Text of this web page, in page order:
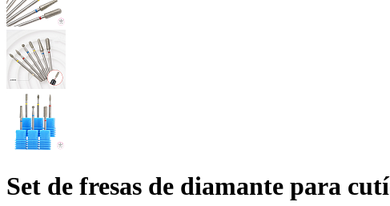
Set de fresas de diamante para